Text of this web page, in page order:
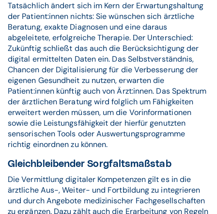
Tatsächlich ändert sich im Kern der Erwartungshaltung
der Patient:innen nichts: Sie wünschen sich ärztliche
Beratung, exakte Diagnosen und eine daraus
abgeleitete, erfolgreiche Therapie. Der Unterschied:
Zukünftig schließt das auch die Berücksichtigung der
digital ermittelten Daten ein. Das Selbstverständnis,
Chancen der Digitalisierung für die Verbesserung der
eigenen Gesundheit zu nutzen, erwarten die
Patient:innen künftig auch von Ärzt:innen. Das Spektrum
der ärztlichen Beratung wird folglich um Fähigkeiten
erweitert werden müssen, um die Vorinformationen
sowie die Leistungsfähigkeit der hierfür genutzten
sensorischen Tools oder Auswertungsprogramme
richtig einordnen zu können.
Gleichbleibender Sorgfaltsmaßstab
Die Vermittlung digitaler Kompetenzen gilt es in die
ärztliche Aus-, Weiter- und Fortbildung zu integrieren
und durch Angebote medizinischer Fachgesellschaften
zu ergänzen. Dazu zählt auch die Erarbeitung von Regeln